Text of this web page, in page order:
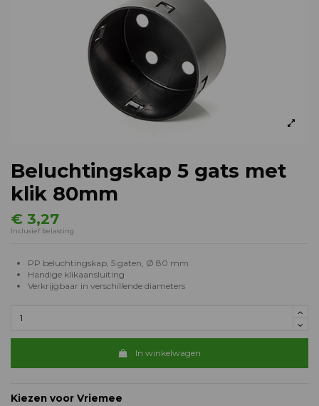
Beluchtingskap 5 gats met
klik 80mm
€ 3,27
Inclusief belasting
PP beluchtingskap, 5 gaten, Ø 80 mm
Handige klikaansluiting
Verkrijgbaar in verschillende diameters
In winkelwagen
Kiezen voor Vriemee